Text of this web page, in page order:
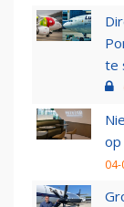
te
op